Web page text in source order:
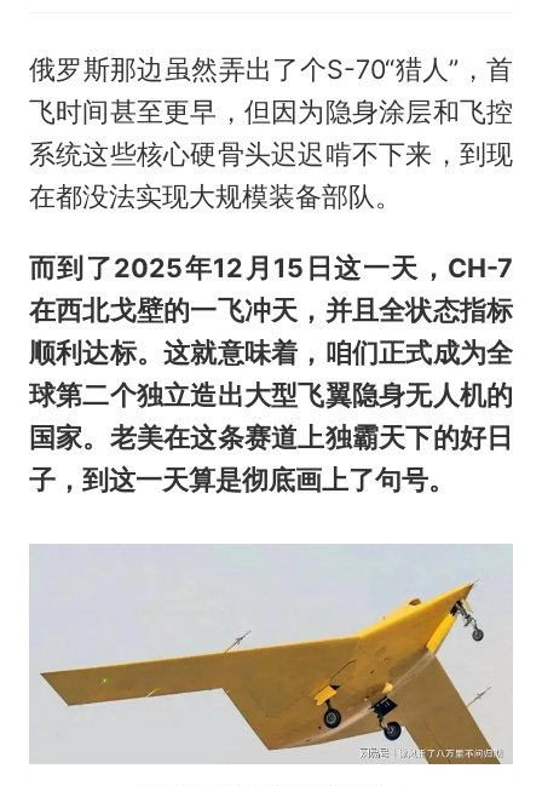
俄罗斯那边虽然弄出了个S-70“猎人”，首
飞时间甚至更早，但因为隐身涂层和飞控
系统这些核心硬骨头迟迟啃不下来，到现
在都没法实现大规模装备部队。
而到了2025年12月15日这一天，CH-7
在西北戈壁的一飞冲天，并且全状态指标
顺利达标。这就意味着，咱们正式成为全
球第二个独立造出大型飞翼隐身无人机的
国家。老美在这条赛道上独霸天下的好日
子，到这一天算是彻底画上了句号。